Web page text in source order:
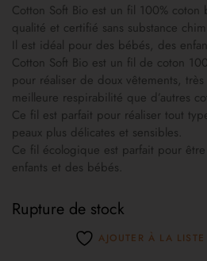
Cotton Soft Bio est un fil 100%
qualité et certifié sans substance
Il est idéal pour des bébés, des
Cotton Soft Bio est un fil de coton
pour réaliser de doux vêtements,
meilleure respirabilité que d’autres
Ce fil est parfait pour réaliser tout
peaux plus délicates et sensibles.
Ce fil écologique est parfait pour
enfants et des bébés.
Rupture de stock
AJOUTER À LA